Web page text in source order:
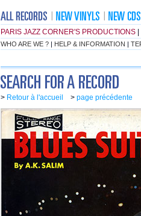
PARIS JAZZ CORNER'S PRODUCTIONS
WHO ARE WE ? | HELP & INFORMATION |
> Retour à l'accueil > page précédente